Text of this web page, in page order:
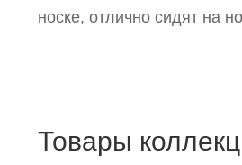
носке, отлично сидят на
Товары